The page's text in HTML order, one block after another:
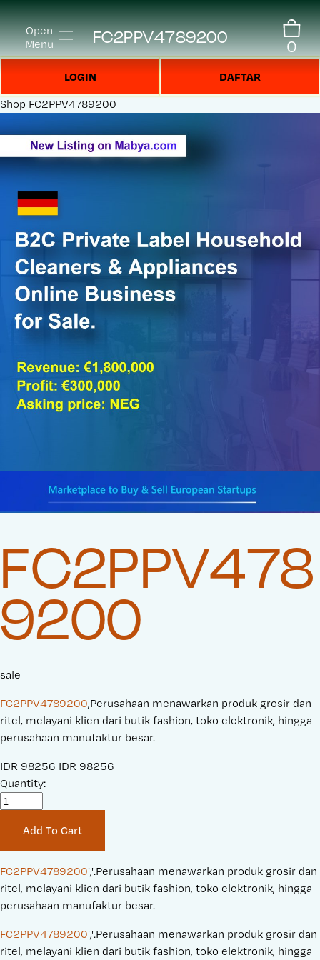
Open
Menu
FC2PPV4789200 0
LOGIN DAFTAR
Shop FC2PPV4789200
FC2PPV478
9200
sale
FC2PPV4789200,Perusahaan menawarkan produk grosir dan
ritel, melayani klien dari butik fashion, toko elektronik, hingga
perusahaan manufaktur besar.
S
a
r
i
c
e
IDR 98256 O
i
n
a
l
P
i
c
IDR 98256
Quantity:
Add To Cart
FC2PPV4789200','.Perusahaan menawarkan produk grosir dan
ritel, melayani klien dari butik fashion, toko elektronik, hingga
perusahaan manufaktur besar.
FC2PPV4789200','.Perusahaan menawarkan produk grosir dan
ritel, melayani klien dari butik fashion, toko elektronik, hingga